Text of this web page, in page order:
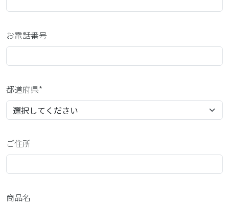
お電話番号
都道府県*
ご住所
商品名